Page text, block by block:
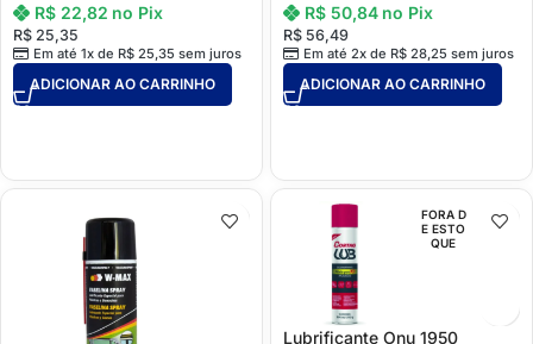
R$ 25,35
Em até 1x de R$25,35 sem juros
R$22,82 no Pix
ADICIONAR AO CARRINHO
R$ 56,49
Em até 2x de R$28,25 sem juros
R$50,84 no Pix
ADICIONAR AO CARRINHO
FORA D
E ESTO
QUE
Lubrificante Onu 1950